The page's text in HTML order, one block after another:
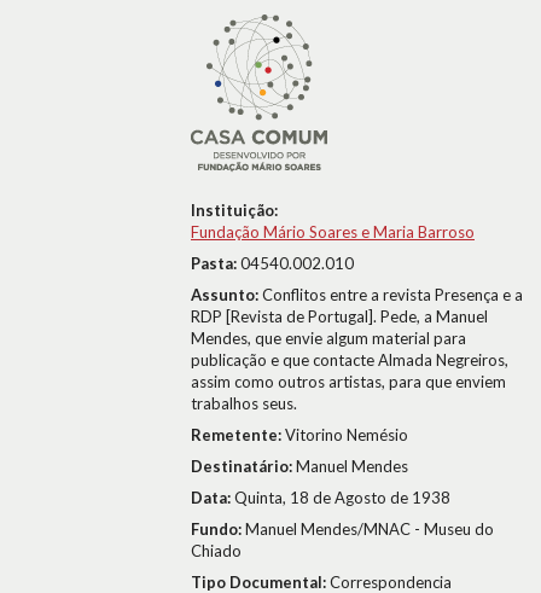
Instituição:
Fundação Mário Soares e Maria Barroso
Pasta:04540.002.010
Assunto:Conflitos entre a revista Presença e a
RDP [Revista de Portugal]. Pede, a Manuel
Mendes, que envie algum material para
publicação e que contacte Almada Negreiros,
assim como outros artistas, para que enviem
trabalhos seus.
Remetente:Vitorino Nemésio
Destinatário:Manuel Mendes
Data:Quinta, 18 de Agosto de 1938
Fundo:Manuel Mendes/MNAC - Museu do
Chiado
Tipo Documental:Correspondencia